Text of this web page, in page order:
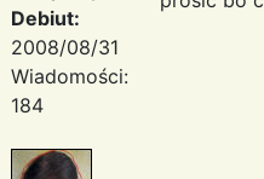
Debiut:
2008/08/31
Wiadomości:
184